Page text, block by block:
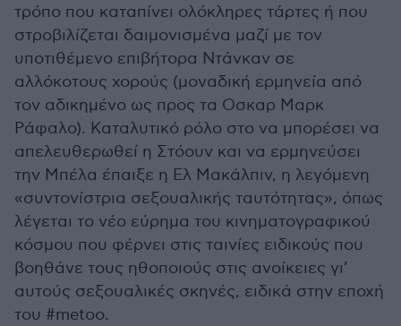
τρόπο που καταπίνει ολόκληρες τάρτες ή που
στροβιλίζεται δαιμονισμένα μαζί με τον
υποτιθέμενο επιβήτορα Ντάνκαν σε
αλλόκοτους χορούς (μοναδική ερμηνεία από
τον αδικημένο ως προς τα Οσκαρ Μαρκ
Ράφαλο). Καταλυτικό ρόλο στο να μπορέσει να
απελευθερωθεί η Στόουν και να ερμηνεύσει
την Μπέλα έπαιξε η Ελ Μακάλπιν, η λεγόμενη
«συντονίστρια σεξουαλικής ταυτότητας», όπως
λέγεται το νέο εύρημα του κινηματογραφικού
κόσμου που φέρνει στις ταινίες ειδικούς που
βοηθάνε τους ηθοποιούς στις ανοίκειες γι’
αυτούς σεξουαλικές σκηνές, ειδικά στην εποχή
του #metoo.